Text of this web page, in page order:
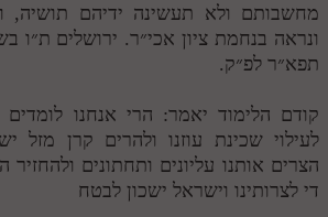
מחשבותם ולא תעשינה ידיהם תושיה,
ונראה בנחמת ציון אכי״ר. ירושלים ת״ו
תפא״ר לפ״ק.
קודם הלימוד יאמר: הרי אנחנו
לעילוי שכינת עוזנו ולהרים קרן מזל
הצרים אותנו עליונים ותחתונים
די לצרותינו וישראל ישכון לבטח